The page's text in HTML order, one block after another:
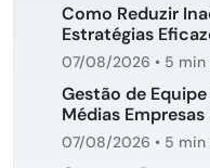
Como Reduzir
Estratégias
07/08/2026 • 5 min
Gestão de
Médias
07/08/2026 • 5 min